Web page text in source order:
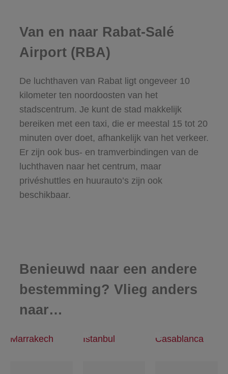
Van en naar Rabat-Salé
Airport (RBA)
De luchthaven van Rabat ligt ongeveer 10
kilometer ten noordoosten van het
stadscentrum. Je kunt de stad makkelijk
bereiken met een taxi, die er meestal 15 tot 20
minuten over doet, afhankelijk van het verkeer.
Er zijn ook bus- en tramverbindingen van de
luchthaven naar het centrum, maar
privéshuttles en huurauto’s zijn ook
beschikbaar.
Benieuwd naar een andere
bestemming? Vlieg anders
naar…
Marrakech Istanbul Casablanca